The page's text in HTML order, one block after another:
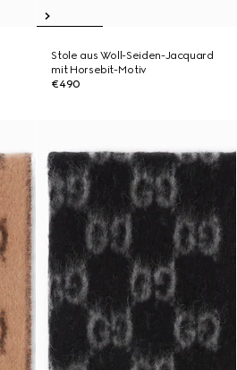
Stole aus Woll-Seiden-Jacquard
mit Horsebit-Motiv
€490